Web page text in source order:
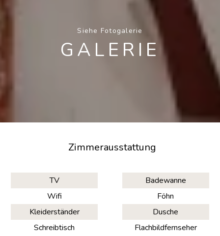
Siehe Fotogalerie
GALERIE
Zimmerausstattung
TV
Wifi
Kleiderständer
Schreibtisch
Badewanne
Föhn
Dusche
Flachbildfernseher